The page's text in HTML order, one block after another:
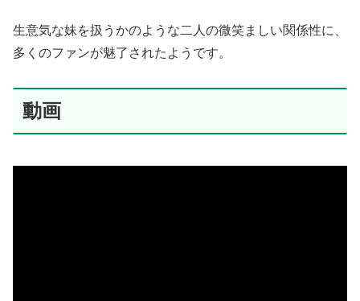
生意気な妹を扱うかのような二人の微笑ましい関係性に、
多くのファンが魅了されたようです。
動画